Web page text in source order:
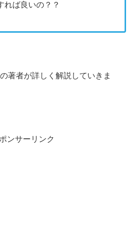
れば良いの？？
著者が詳しく解説していきま
ンサーリンク